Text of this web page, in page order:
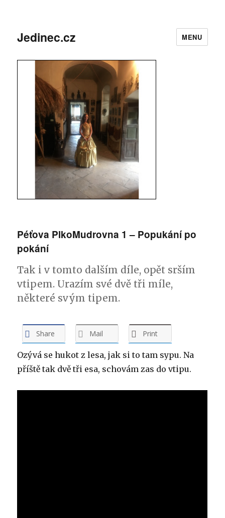
Jedinec.cz MENU
Péťova PlkoMudrovna 1 – Popukání po
pokání
Tak i v tomto dalším díle, opět srším
vtipem. Urazím své dvě tři míle,
některé svým tipem.
Share Mail Print
Ozývá se hukot z lesa, jak si to tam sypu. Na
příště tak dvě tři esa, schovám zas do vtipu.